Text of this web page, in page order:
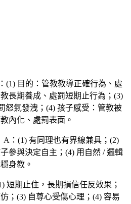
(1) 目的：管教教導正確行為、處
長期養成、處罰短期止行為；(3)
怒氣發洩；(4) 孩子感受：管教被
內化、處罰表面。
A：(1) 有同理也有界線兼具；(2)
參與決定自主；(4) 用自然 / 邏輯
身教。
短期止住，長期損信任反效果；
；(3) 自尊心受傷心理；(4) 容易